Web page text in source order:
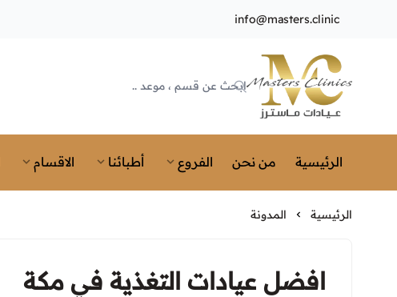
info@masters.clinic
Masters Clinics
الرئيسية من نحن الفروع أطبائنا الاقسام
الرئيسية المدونة
افضل عيادات التغذية في مكة